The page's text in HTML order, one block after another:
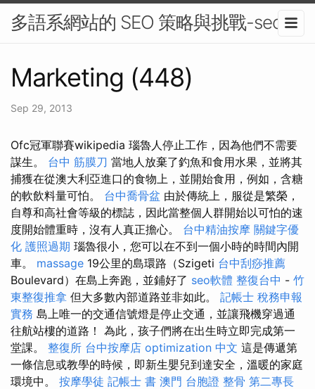
多語系網站的 SEO 策略與挑戰-seo
Marketing (448)
Sep 29, 2013
Ofc冠軍聯賽wikipedia 瑙魯人停止工作，因為他們不需要
謀生。 台中 筋膜刀 當地人放棄了釣魚和食用水果，並將其
捕獲在從澳大利亞進口的食物上，並開始食用，例如，含糖
的軟飲料量可怕。 台中喬骨盆 由於傳統上，服從是繁榮，
自尊和高社會等級的標誌，因此當整個人群開始以可怕的速
度開始體重時，沒有人真正擔心。 台中精油按摩 關鍵字優
化 護照過期 瑙魯很小，您可以在不到一個小時的時間內開
車。 massage 19公里的島環路（Szigeti 台中刮痧推薦
Boulevard）在島上奔跑，並鋪好了 seo軟體 整復台中 - 竹
東整復推拿 但大多數內部道路並非如此。 記帳士 稅務申報
實務 島上唯一的交通信號燈是停止交通，並讓飛機穿過通
往航站樓的道路！ 為此，孩子們將在出生時立即完成第一
堂課。 整復所 台中按摩店 optimization 中文 這是傳遞第
一條信息或教學的時候，即新生嬰兒到達安全，溫暖的家庭
環境中。 按摩學徒 記帳士 書 澳門 台胞證 整骨 第二專長